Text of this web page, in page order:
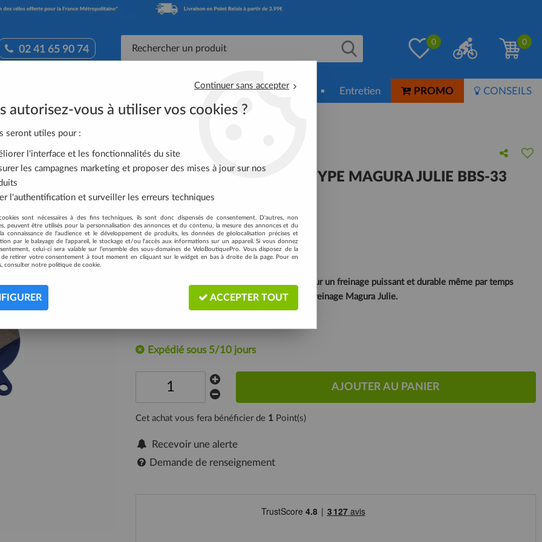
02 41 65 90 74
0 0
Équipement Cycliste Nutrition-Soin Entretien PROMO CONSEILS
de freins type Magura Julie BBS-33 BBB
PLAQUETTES DE FREINS TYPE MAGURA JULIE BBS-33
16,95 €TTC
BBS-33 Plaquettes de freins à disque VTT pour un freinage puissant et durable même par temps
extrême. Compatibles avec les systèmes de freinage Magura Julie.
Expédié sous 5/10 jours
AJOUTER AU PANIER
Cet achat vous fera bénéficier de 1 Point(s)
Recevoir une alerte
Demande de renseignement
Continuer sans accepter
autorisez-vous à utiliser vos cookies ?
seront utiles pour :
l'interface et les fonctionnalités du site
les campagnes marketing et proposer des mises à jour sur nos
l'authentification et surveiller les erreurs techniques
sont nécessaires à des fins techniques, ils sont donc dispensés de consentement. D'autres, non
peuvent être utilisés pour la personnalisation des annonces et du contenu, la mesure des annonces et du
connaissance de l'audience et le développement de produits, les données de géolocalisation précises et
par le balayage de l'appareil, le stockage et/ou l'accès aux informations sur un appareil. Si vous donnez
celui-ci sera valable sur l’ensemble des sous-domaines de VeloBoutiquePro. Vous disposez de la
de retirer votre consentement à tout moment en cliquant sur le widget en bas à droite de la page. Pour en
consulter notre politique de cookie.
ACCEPTER TOUT